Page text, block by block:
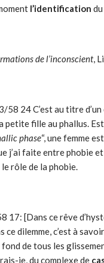
l’identification
de l’inconscient,
58 24 C’est au titre
petite fille au phallus.
phase“, une femme
j’ai faite entre phobie
rôle de la phobie.
17: [Dans ce rêve
ce dilemme, c’est à
fond de tous les
je, du complexe de